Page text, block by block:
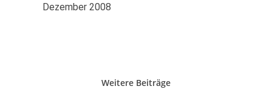
Dezember 2008
Weitere Beiträge